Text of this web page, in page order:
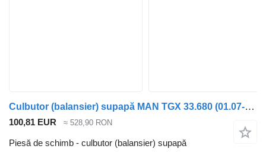
Culbutor (balansier) supapă MAN TGX 33.680 (01.07-) 51042006058 pentru cap tractor MAN TGL, TGM, TGS, TGX (2005-2021)
100,81 EUR ≈ 528,90 RON
Piesă de schimb - culbutor (balansier) supapă